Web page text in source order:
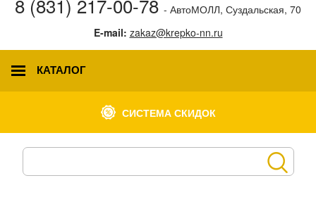
8 (831) 217-00-78 - АвтоМОЛЛ, Суздальская, 70
E-mail: zakaz@krepko-nn.ru
КАТАЛОГ
СИСТЕМА СКИДОК